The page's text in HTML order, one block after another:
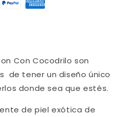
Con Cocodrilo son
de tener un diseño único
donde sea que estés.
de piel exótica de